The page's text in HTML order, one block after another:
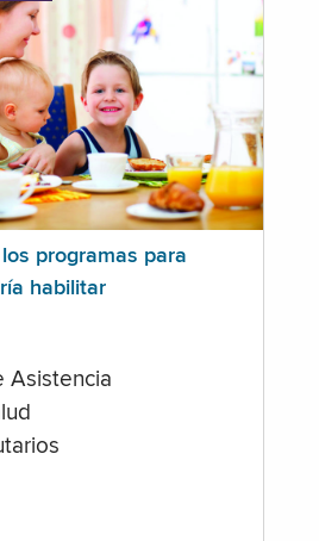
programas para
habilitar
Asistencia